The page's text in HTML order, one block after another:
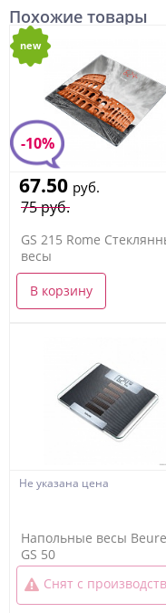
Похожие товары
new
-10%
75 руб.
67.50 руб.
GS 215 Rome
весы
В корзину
Не указана цена
Напольные весы
GS 50
Снят с